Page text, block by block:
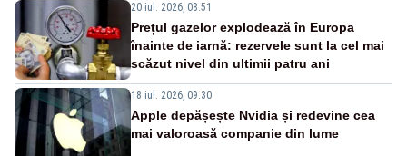
20 iul. 2026, 08:51
Prețul gazelor explodează în Europa
înainte de iarnă: rezervele sunt la cel mai
scăzut nivel din ultimii patru ani
18 iul. 2026, 09:30
Apple depășește Nvidia și redevine cea
mai valoroasă companie din lume